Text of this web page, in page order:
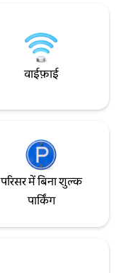
ダ
無
キ
前
स्थानीय लोगों की तरह
लिए सुझाया गया। ✶ हम शिचिजो, क्योटो में सॉना
विला "द ज़ेन स्पा
सुविधा के रूप में संचालित
/ रेफ्रिजरेटर /
रिन्स/बॉडी सोप/टूथब्रश ■बेड की व्यवस्था बेडरूम
1 किंग साइज़ का बेड
वाईफ़ाई
परिसर में बिना शुल्क
पार्किंग